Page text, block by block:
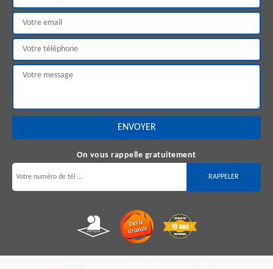
On vous rappelle gratuitement